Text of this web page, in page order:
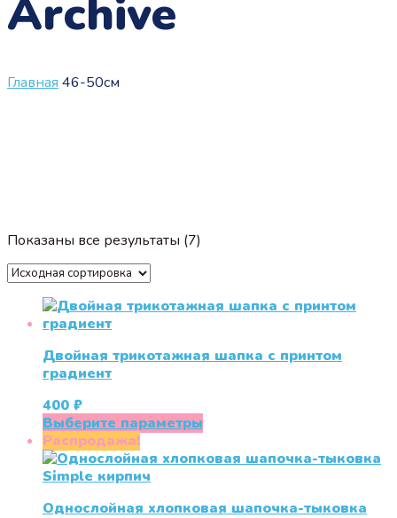
Archive
Главная 46-50см
Показаны все результаты (7)
Двойная трикотажная шапка с принтом
градиент
400 ₽
Выберите параметры
имеет
Опции
Распродажа!
Однослойная хлопковая шапочка-тыковка